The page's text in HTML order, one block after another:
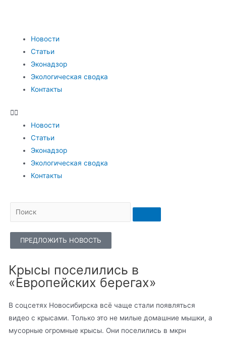
Новости
Статьи
Эконадзор
Экологическая сводка
Контакты
Новости
Статьи
Эконадзор
Экологическая сводка
Контакты
ПРЕДЛОЖИТЬ НОВОСТЬ
Крысы поселились в
«Европейских берегах»
В соцсетях Новосибирска всё чаще стали появляться
видео с крысами. Только это не милые домашние мышки, а
мусорные огромные крысы. Они поселились в мкрн